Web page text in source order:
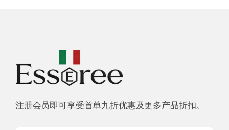
注册会员即可享受首单九折优惠及更多产品折扣。